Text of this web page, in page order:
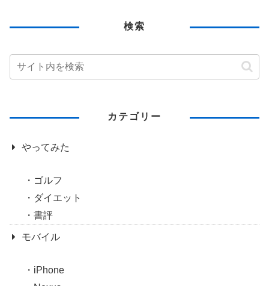
検索
カテゴリー
やってみた
ゴルフ
ダイエット
書評
モバイル
iPhone